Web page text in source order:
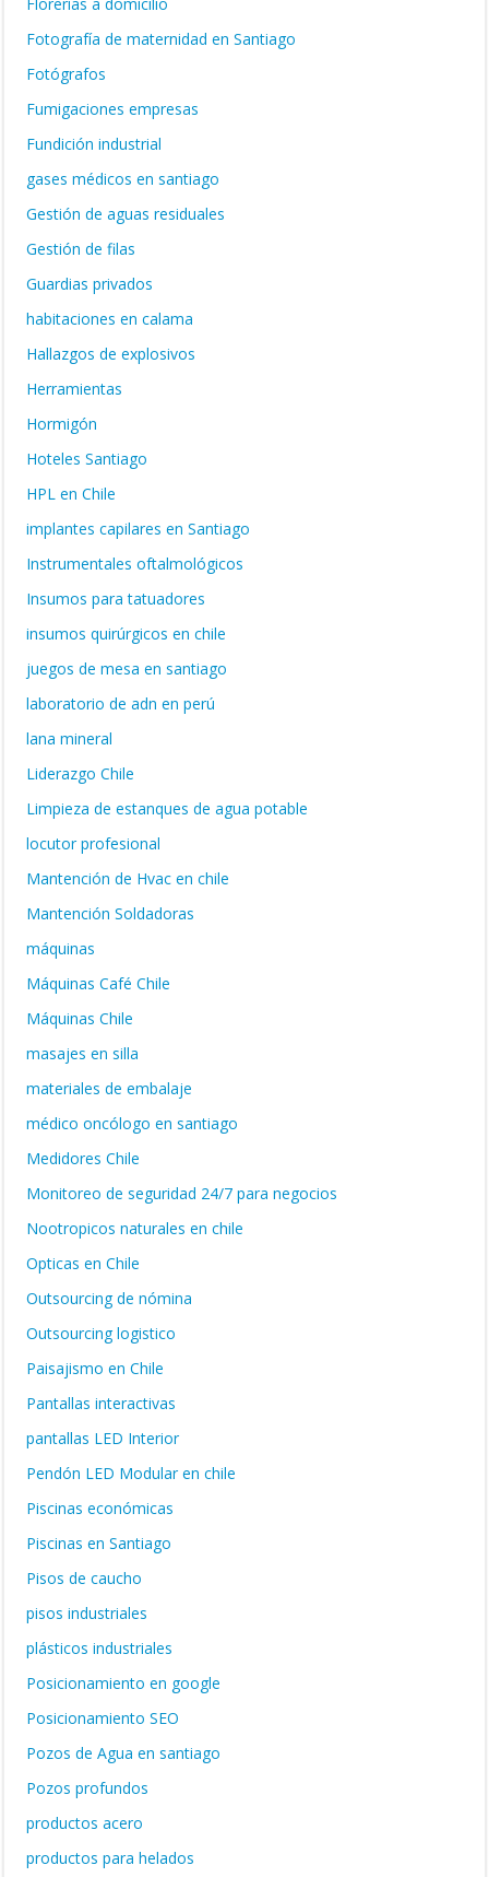
Fotografía de maternidad en Santiago
Fotógrafos
Fumigaciones empresas
Fundición industrial
gases médicos en santiago
Gestión de aguas residuales
Gestión de filas
Guardias privados
habitaciones en calama
Hallazgos de explosivos
Herramientas
Hormigón
Hoteles Santiago
HPL en Chile
implantes capilares en Santiago
Instrumentales oftalmológicos
Insumos para tatuadores
insumos quirúrgicos en chile
juegos de mesa en santiago
laboratorio de adn en perú
lana mineral
Liderazgo Chile
Limpieza de estanques de agua potable
locutor profesional
Mantención de Hvac en chile
Mantención Soldadoras
máquinas
Máquinas Café Chile
Máquinas Chile
masajes en silla
materiales de embalaje
médico oncólogo en santiago
Medidores Chile
Monitoreo de seguridad 24/7 para negocios
Nootropicos naturales en chile
Opticas en Chile
Outsourcing de nómina
Outsourcing logistico
Paisajismo en Chile
Pantallas interactivas
pantallas LED Interior
Pendón LED Modular en chile
Piscinas económicas
Piscinas en Santiago
Pisos de caucho
pisos industriales
plásticos industriales
Posicionamiento en google
Posicionamiento SEO
Pozos de Agua en santiago
Pozos profundos
productos acero
productos para helados